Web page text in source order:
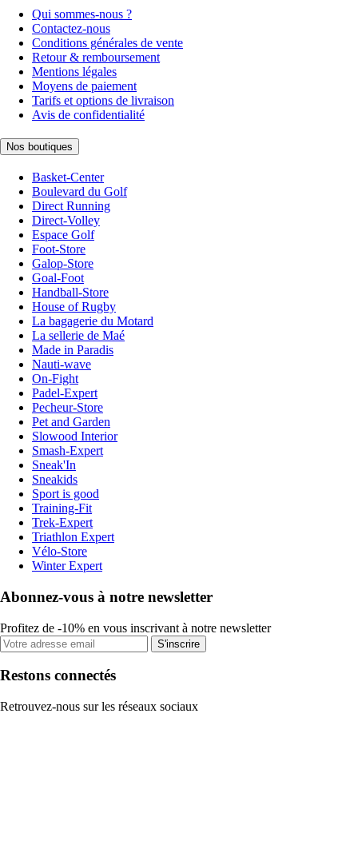
Qui sommes-nous ?
Contactez-nous
Conditions générales de vente
Retour & remboursement
Mentions légales
Moyens de paiement
Tarifs et options de livraison
Avis de confidentialité
Nos boutiques
Basket-Center
Boulevard du Golf
Direct Running
Direct-Volley
Espace Golf
Foot-Store
Galop-Store
Goal-Foot
Handball-Store
House of Rugby
La bagagerie du Motard
La sellerie de Maé
Made in Paradis
Nauti-wave
On-Fight
Padel-Expert
Pecheur-Store
Pet and Garden
Slowood Interior
Smash-Expert
Sneak'In
Sneakids
Sport is good
Training-Fit
Trek-Expert
Triathlon Expert
Vélo-Store
Winter Expert
Abonnez-vous à notre newsletter
Profitez de -10% en vous inscrivant à notre newsletter
S'inscrire
Restons connectés
Retrouvez-nous sur les réseaux sociaux